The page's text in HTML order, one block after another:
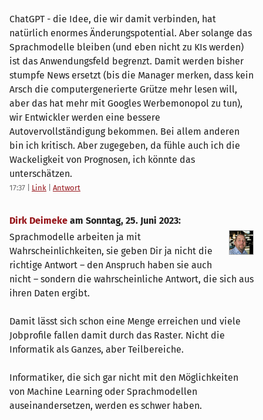
ChatGPT - die Idee, die wir damit verbinden, hat
natürlich enormes Änderungspotential. Aber solange das
Sprachmodelle bleiben (und eben nicht zu KIs werden)
ist das Anwendungsfeld begrenzt. Damit werden bisher
stumpfe News ersetzt (bis die Manager merken, dass kein
Arsch die computergenerierte Grütze mehr lesen will,
aber das hat mehr mit Googles Werbemonopol zu tun),
wir Entwickler werden eine bessere
Autovervollständigung bekommen. Bei allem anderen
bin ich kritisch. Aber zugegeben, da fühle auch ich die
Wackeligkeit von Prognosen, ich könnte das
unterschätzen.
17:37 Link Antwort
Dirk Deimeke am Sonntag, 25. Juni 2023:
Sprachmodelle arbeiten ja mit
Wahrscheinlichkeiten, sie geben Dir ja nicht die
richtige Antwort – den Anspruch haben sie auch
nicht – sondern die wahrscheinliche Antwort, die sich aus
ihren Daten ergibt.
Damit lässt sich schon eine Menge erreichen und viele
Jobprofile fallen damit durch das Raster. Nicht die
Informatik als Ganzes, aber Teilbereiche.
Informatiker, die sich gar nicht mit den Möglichkeiten
von Machine Learning oder Sprachmodellen
auseinandersetzen, werden es schwer haben.